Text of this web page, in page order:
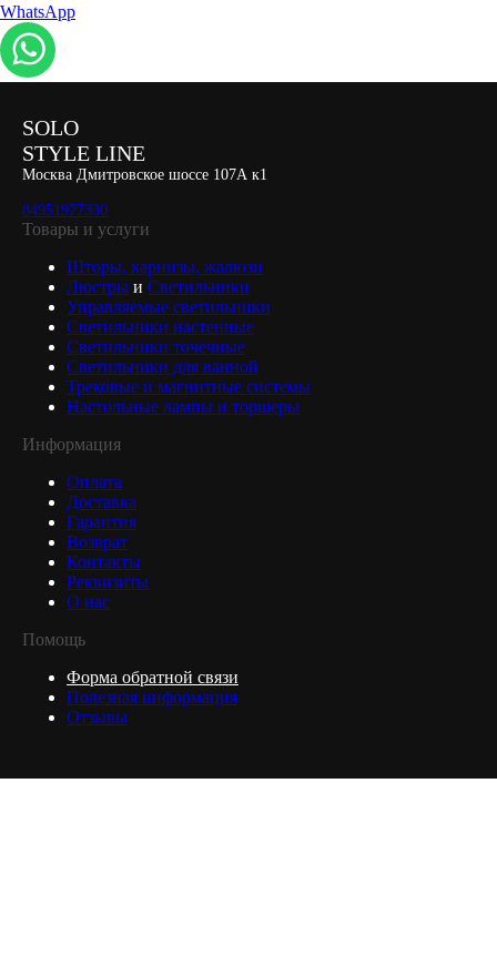
WhatsApp
SOLO
STYLE LINE
Москва Дмитровское шоссе 107А к1
84951977330
Товары и услуги
Шторы, карнизы, жалюзи
Люстры и Светильники
Управляемые светильники
Светильники настенные
Светильники точечные
Светильники для ванной
Трековые и магнитные системы
Настольные лампы и торшеры
Информация
Оплата
Доставка
Гарантия
Возврат
Контакты
Реквизиты
О нас
Помощь
Форма обратной связи
Полезная информация
Отзывы